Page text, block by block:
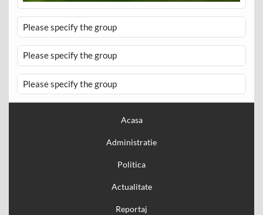
Please specify the group
Please specify the group
Please specify the group
Acasa
Administratie
Politica
Actualitate
Reportaj